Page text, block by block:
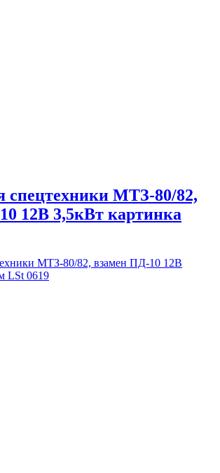
спецтехники МТЗ-80/82,
12В 3,5кВт картинка
МТЗ-80/82, взамен ПД-10 12В
LSt 0619